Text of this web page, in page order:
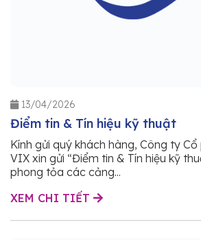
13/04/2026
Điểm tin & Tín hiệu kỹ thuật
Kính gửi quý khách hàng, Công ty
VIX xin gửi “Điểm tin & Tín hiệu kỹ
phong tỏa các cảng...
XEM CHI TIẾT